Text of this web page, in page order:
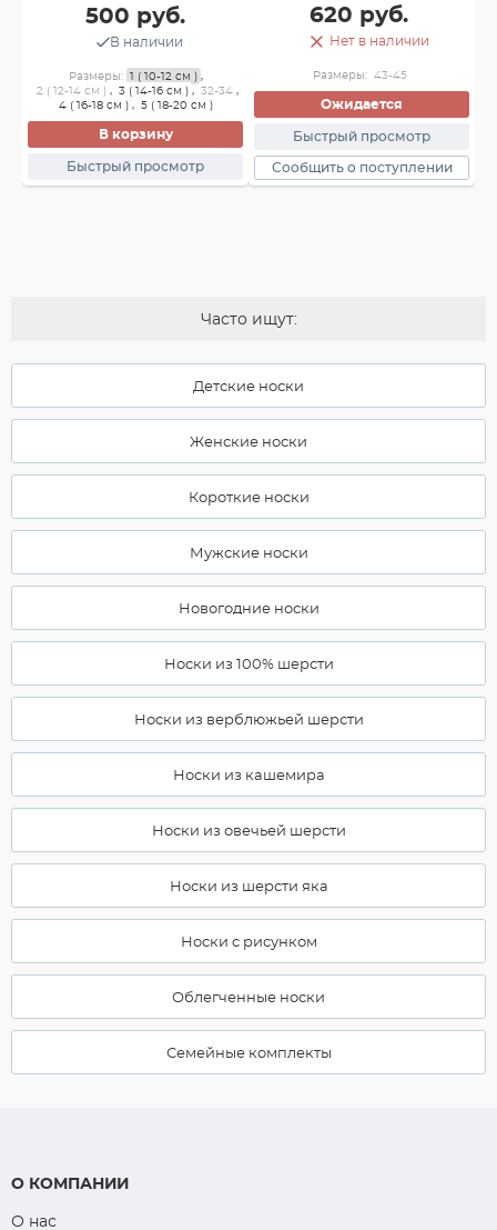
500 руб.
Размеры: 1 ( 10-12 см ) ,
2 ( 12-14 см ) , 3 ( 14-16 см ) , 32-34 ,
4 ( 16-18 см ) , 5 ( 18-20 см )
В корзину
Быстрый просмотр
В наличии
620 руб.
Размеры: 43-45
Ожидается
Быстрый просмотр
Сообщить о поступлении
Нет в наличии
Часто ищут:
Детские носки
Женские носки
Короткие носки
Мужские носки
Новогодние носки
Носки из 100% шерсти
Носки из верблюжьей шерсти
Носки из кашемира
Носки из овечьей шерсти
Носки из шерсти яка
Носки с рисунком
Облегченные носки
Семейные комплекты
О КОМПАНИИ
О нас